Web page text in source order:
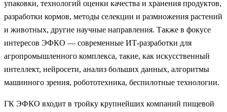
упаковки, технологий оценки качества и хранения продуктов,
разработки кормов, методы селекции и размножения растений
и животных, другие научные направления. Также в фокусе
интересов ЭФКО — современные ИТ-разработки для
агропромышленного комплекса, такие, как искусственный
интеллект, нейросети, анализ больших данных, алгоритмы
машинного зрения, робототехника, беспилотные технологии.
ГК ЭФКО входит в тройку крупнейших компаний пищевой